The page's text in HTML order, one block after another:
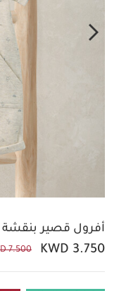
أفرول قصير بنقشة
KWD 3.750
7.500